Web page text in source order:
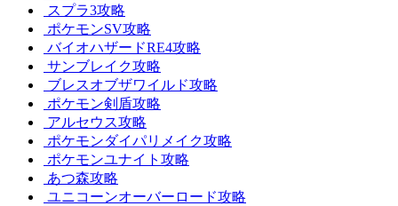
スプラ3攻略
ポケモンSV攻略
バイオハザードRE4攻略
サンブレイク攻略
ブレスオブザワイルド攻略
ポケモン剣盾攻略
アルセウス攻略
ポケモンダイパリメイク攻略
ポケモンユナイト攻略
あつ森攻略
ユニコーンオーバーロード攻略